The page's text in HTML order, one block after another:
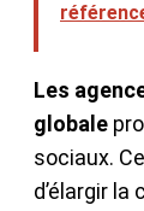
Les
globale
sociaux.
d’élargir